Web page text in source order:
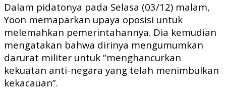
Dalam pidatonya pada Selasa (03/12) malam,
Yoon memaparkan upaya oposisi untuk
melemahkan pemerintahannya. Dia kemudian
mengatakan bahwa dirinya mengumumkan
darurat militer untuk “menghancurkan
kekuatan anti-negara yang telah menimbulkan
kekacauan”.